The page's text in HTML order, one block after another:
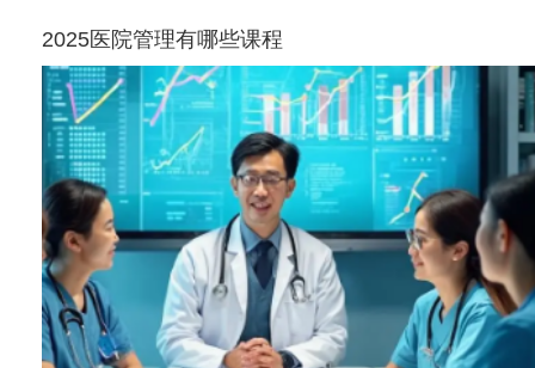
2025医院管理有哪些课程